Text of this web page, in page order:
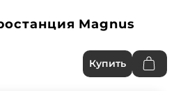
Magnus
Купить